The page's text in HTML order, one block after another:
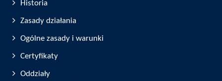
Historia
Zasady działania
Ogólne zasady i warunki
Certyfikaty
Oddziały